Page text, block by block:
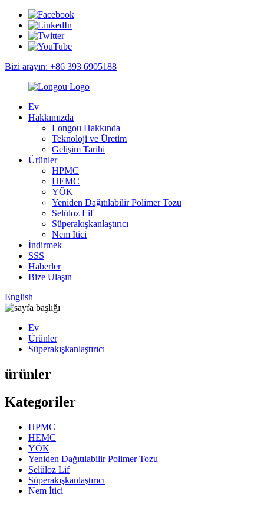
Bizi arayın: +86 393 6905188
Ev
Hakkımızda
Longou Hakkında
Teknoloji ve Üretim
Gelişim Tarihi
Ürünler
HPMC
HEMC
YÖK
Yeniden Dağıtılabilir Polimer Tozu
Selüloz Lif
Süperakışkanlaştırıcı
Nem İtici
İndirmek
SSS
Haberler
Bize Ulaşın
English
Ev
Ürünler
Süperakışkanlaştırıcı
ürünler
Kategoriler
HPMC
HEMC
YÖK
Yeniden Dağıtılabilir Polimer Tozu
Selüloz Lif
Süperakışkanlaştırıcı
Nem İtici